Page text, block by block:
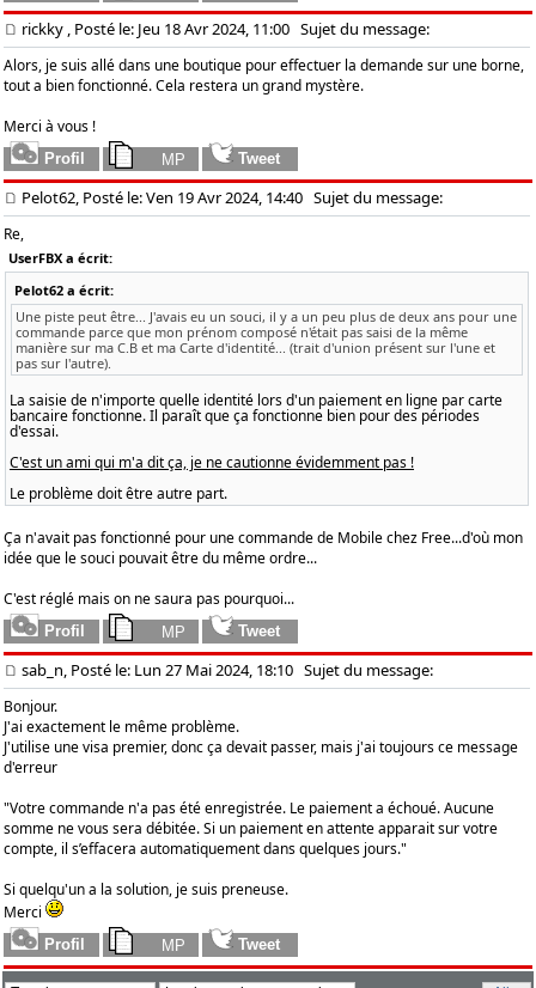
rickky , Posté le: Jeu 18 Avr 2024, 11:00 Sujet du message:
Alors, je suis allé dans une boutique pour effectuer la demande sur une borne,
tout a bien fonctionné. Cela restera un grand mystère.
Merci à vous !
Pelot62, Posté le: Ven 19 Avr 2024, 14:40 Sujet du message:
Re,
UserFBX a écrit:
Pelot62 a écrit:
Une piste peut être... J'avais eu un souci, il y a un peu plus de deux ans pour une
commande parce que mon prénom composé n'était pas saisi de la même
manière sur ma C.B et ma Carte d'identité... (trait d'union présent sur l'une et
pas sur l'autre).
La saisie de n'importe quelle identité lors d'un paiement en ligne par carte
bancaire fonctionne. Il paraît que ça fonctionne bien pour des périodes
d'essai.
C'est un ami qui m'a dit ça, je ne cautionne évidemment pas !
Le problème doit être autre part.
Ça n'avait pas fonctionné pour une commande de Mobile chez Free...d'où mon
idée que le souci pouvait être du même ordre...
C'est réglé mais on ne saura pas pourquoi...
sab_n, Posté le: Lun 27 Mai 2024, 18:10 Sujet du message:
Bonjour.
J'ai exactement le même problème.
J'utilise une visa premier, donc ça devait passer, mais j'ai toujours ce message
d'erreur
"Votre commande n'a pas été enregistrée. Le paiement a échoué. Aucune
somme ne vous sera débitée. Si un paiement en attente apparait sur votre
compte, il s’effacera automatiquement dans quelques jours."
Si quelqu'un a la solution, je suis preneuse.
Merci